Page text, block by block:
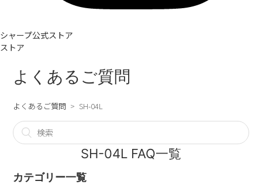
シャープ公式ストア
ストア
よくあるご質問
よくあるご質問 SH-04L
SH-04L FAQ一覧
カテゴリー一覧